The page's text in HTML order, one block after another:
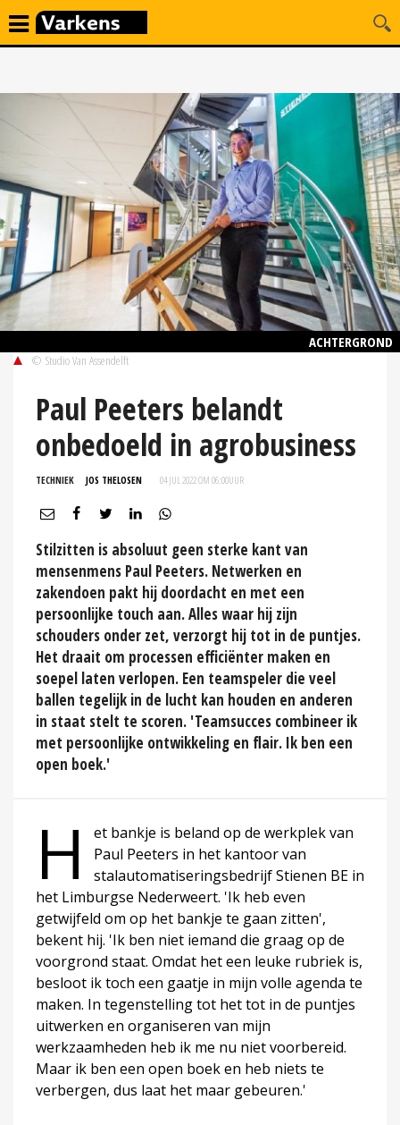
ACHTERGROND
© Studio Van Assendelft
Paul Peeters belandt
onbedoeld in agrobusiness
TECHNIEK JOS THELOSEN 04 JUL 2022 OM 06:00UUR
Stilzitten is absoluut geen sterke kant van
mensenmens Paul Peeters. Netwerken en
zakendoen pakt hij doordacht en met een
persoonlijke touch aan. Alles waar hij zijn
schouders onder zet, verzorgt hij tot in de puntjes.
Het draait om processen efficiënter maken en
soepel laten verlopen. Een teamspeler die veel
ballen tegelijk in de lucht kan houden en anderen
in staat stelt te scoren. 'Teamsucces combineer ik
met persoonlijke ontwikkeling en flair. Ik ben een
open boek.'
H
et bankje is beland op de werkplek van
Paul Peeters in het kantoor van
stalautomatiseringsbedrijf Stienen BE in
het Limburgse Nederweert. 'Ik heb even
getwijfeld om op het bankje te gaan zitten',
bekent hij. 'Ik ben niet iemand die graag op de
voorgrond staat. Omdat het een leuke rubriek is,
besloot ik toch een gaatje in mijn volle agenda te
maken. In tegenstelling tot het tot in de puntjes
uitwerken en organiseren van mijn
werkzaamheden heb ik me nu niet voorbereid.
Maar ik ben een open boek en heb niets te
verbergen, dus laat het maar gebeuren.'